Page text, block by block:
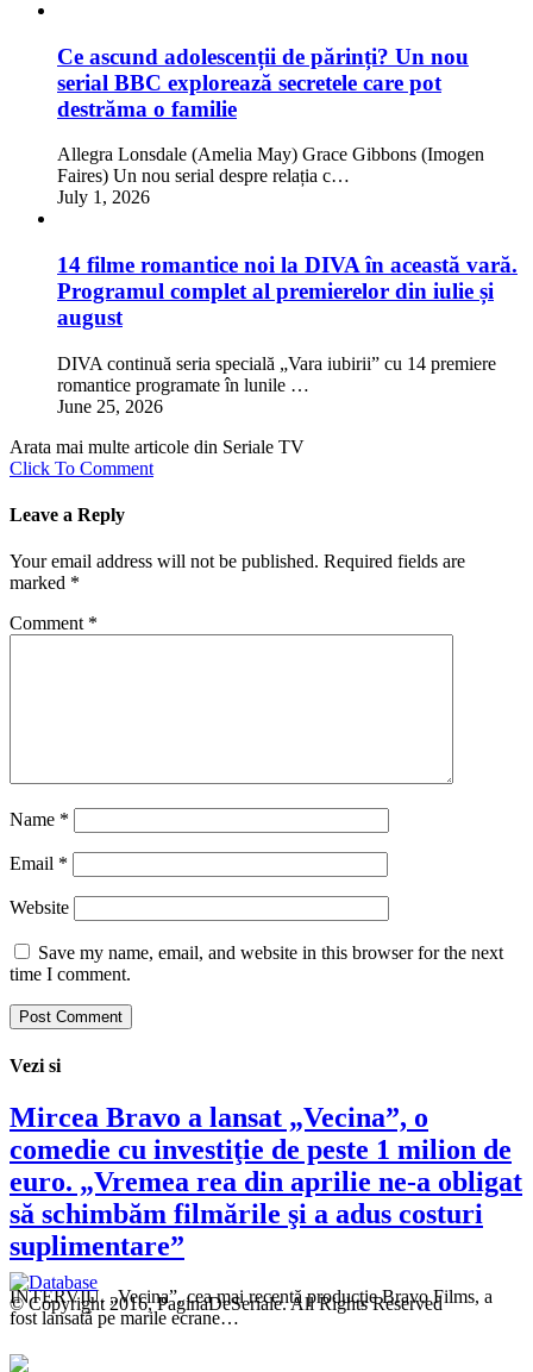
Ce ascund adolescenții de părinți? Un nou
serial BBC explorează secretele care pot
destrăma o familie
Allegra Lonsdale (Amelia May) Grace Gibbons (Imogen
Faires) Un nou serial despre relația c…
July 1, 2026
14 filme romantice noi la DIVA în această vară.
Programul complet al premierelor din iulie și
august
DIVA continuă seria specială „Vara iubirii” cu 14 premiere
romantice programate în lunile …
June 25, 2026
Arata mai multe articole din Seriale TV
Click To Comment
Leave a Reply
Your email address will not be published. Required fields are
marked *
Comment *
Name *
Email *
Website
Save my name, email, and website in this browser for the next
time I comment.
Vezi si
Mircea Bravo a lansat „Vecina”, o
comedie cu investiţie de peste 1 milion de
euro. „Vremea rea din aprilie ne-a obligat
să schimbăm filmările şi a adus costuri
suplimentare”
INTERVIU. „Vecina”, cea mai recentă producţie Bravo Films, a
fost lansată pe marile ecrane…
© Copyright 2016, PaginaDeSeriale. All Rights Reserved